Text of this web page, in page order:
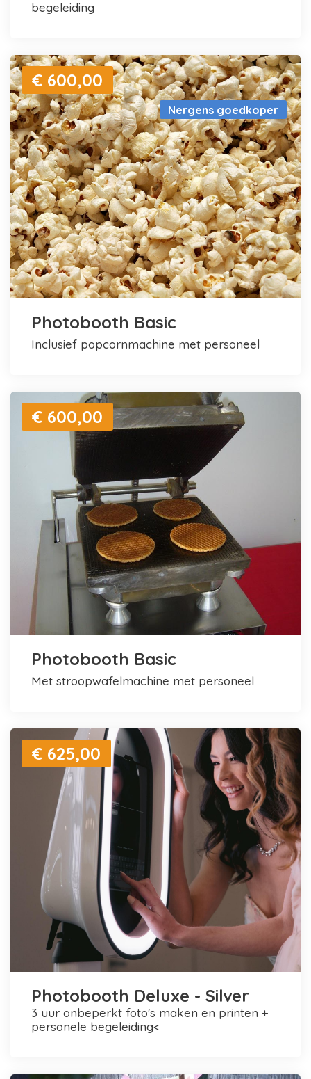
begeleiding
Nergens goedkoper
€ 600,00
Photobooth Basic
inclusief popcornmachine met personeel
€ 600,00
Photobooth Basic
met stroopwafelmachine met personeel
€ 625,00
Photobooth Deluxe - Silver
3 uur onbeperkt foto's maken en printen +
personele begeleiding<